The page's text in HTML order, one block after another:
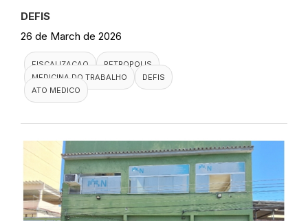
DEFIS
26 de March de 2026
FISCALIZACAO
PETROPOLIS
MEDICINA DO TRABALHO
DEFIS
ATO MEDICO